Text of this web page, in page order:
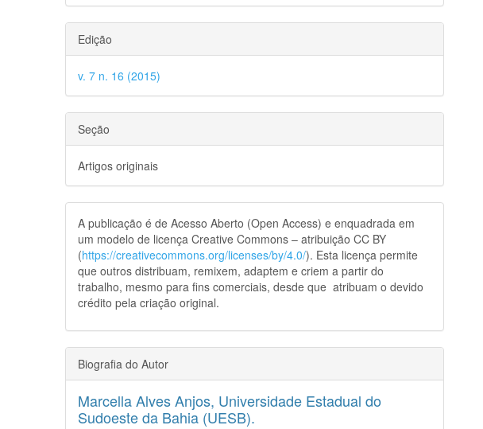
Edição
v. 7 n. 16 (2015)
Seção
Artigos originais
A publicação é de Acesso Aberto (Open Access) e enquadrada em
um modelo de licença Creative Commons – atribuição CC BY
(https://creativecommons.org/licenses/by/4.0/). Esta licença permite
que outros distribuam, remixem, adaptem e criem a partir do
trabalho, mesmo para fins comerciais, desde que atribuam o devido
crédito pela criação original.
Biografia do Autor
Marcella Alves Anjos, Universidade Estadual do
Sudoeste da Bahia (UESB).